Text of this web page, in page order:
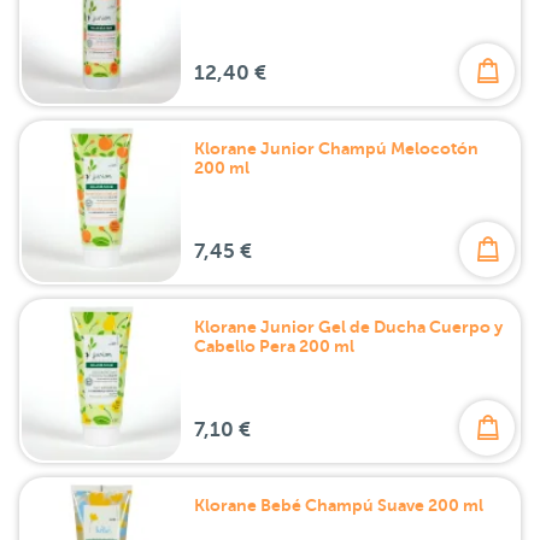
12,40 €
Klorane Junior Champú Melocotón
200 ml
7,45 €
Klorane Junior Gel de Ducha Cuerpo y
Cabello Pera 200 ml
7,10 €
Klorane Bebé Champú Suave 200 ml